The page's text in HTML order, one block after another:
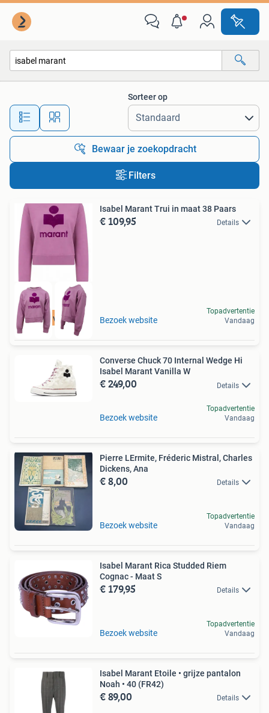
Alle afstanden…
Sorteer op
Bewaar je zoekopdracht
Filters
Tot 75% voordeel
Isabel Marant Trui in maat 38 Paars
€ 109,95 Details
Bezoek website
Topadvertentie
Vandaag
Converse Chuck 70 Internal Wedge Hi
Isabel Marant Vanilla W
€ 249,00 Details
Bezoek website
Topadvertentie
Vandaag
Pierre LErmite, Fréderic Mistral, Charles
Dickens, Ana
€ 8,00 Details
Bezoek website
Topadvertentie
Vandaag
Isabel Marant Rica Studded Riem
Cognac - Maat S
€ 179,95 Details
Bezoek website
Topadvertentie
Vandaag
Isabel Marant Etoile • grijze pantalon
Noah • 40 (FR42)
€ 89,00 Details